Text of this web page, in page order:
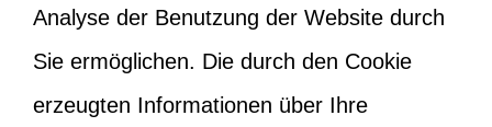
Analyse der Benutzung der Website durch
Sie ermöglichen. Die durch den Cookie
erzeugten Informationen über Ihre